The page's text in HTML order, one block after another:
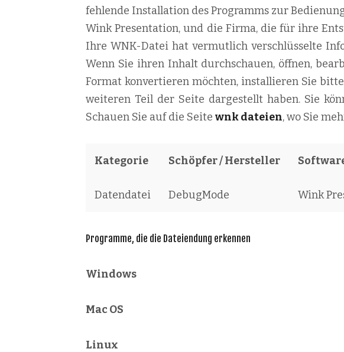
fehlende Installation des Programms zur
Wink Presentation, und die Firma, die für ihre
Ihre WNK-Datei hat vermutlich verschlüsselte
Wenn Sie ihren Inhalt durchschauen, öffnen,
Format konvertieren möchten, installieren Sie
weiteren Teil der Seite dargestellt haben. Sie
Schauen Sie auf die Seite wnk dateien, wo Sie
Kategorie Schöpfer / Hersteller
Datendatei DebugMode Wink
Programme, die die Dateiendung erkennen
Windows
Mac OS
Linux